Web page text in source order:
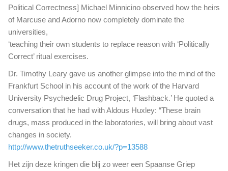
Political Correctness] Michael Minnicino observed how the heirs
of Marcuse and Adorno now completely dominate the
universities,
‘teaching their own students to replace reason with ‘Politically
Correct’ ritual exercises.
Dr. Timothy Leary gave us another glimpse into the mind of the
Frankfurt School in his account of the work of the Harvard
University Psychedelic Drug Project, ‘Flashback.’ He quoted a
conversation that he had with Aldous Huxley: “These brain
drugs, mass produced in the laboratories, will bring about vast
changes in society.
http://www.thetruthseeker.co.uk/?p=13588
Het zijn deze kringen die blij zo weer een Spaanse Griep